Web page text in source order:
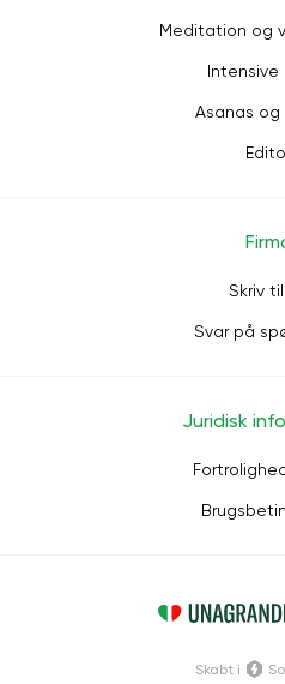
Meditation og
Intensive
Asanas og
Skriv
Svar på
Juridisk
Skabt i